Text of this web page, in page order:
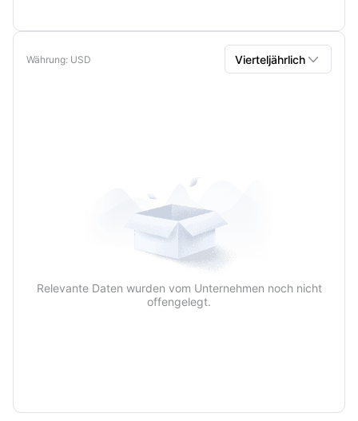
Währung: USD Vierteljährlich 
Relevante Daten wurden vom Unternehmen noch nicht
offengelegt.